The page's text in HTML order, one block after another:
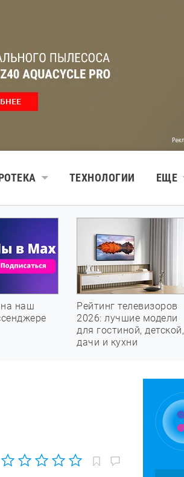
ТЕХНОЛОГИИ ЕЩЕ
наш
Рейтинг телевизоров
2026: лучшие модели
для гостиной, детской,
дачи и кухни